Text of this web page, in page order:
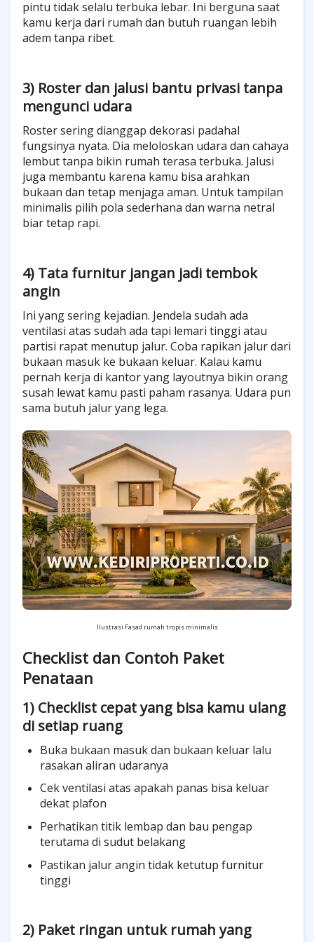
pintu tidak selalu terbuka lebar. Ini berguna saat
kamu kerja dari rumah dan butuh ruangan lebih
adem tanpa ribet.
3) Roster dan jalusi bantu privasi tanpa
mengunci udara
Roster sering dianggap dekorasi padahal
fungsinya nyata. Dia meloloskan udara dan cahaya
lembut tanpa bikin rumah terasa terbuka. Jalusi
juga membantu karena kamu bisa arahkan
bukaan dan tetap menjaga aman. Untuk tampilan
minimalis pilih pola sederhana dan warna netral
biar tetap rapi.
4) Tata furnitur jangan jadi tembok
angin
Ini yang sering kejadian. Jendela sudah ada
ventilasi atas sudah ada tapi lemari tinggi atau
partisi rapat menutup jalur. Coba rapikan jalur dari
bukaan masuk ke bukaan keluar. Kalau kamu
pernah kerja di kantor yang layoutnya bikin orang
susah lewat kamu pasti paham rasanya. Udara pun
sama butuh jalur yang lega.
Ilustrasi Fasad rumah tropis minimalis
Checklist dan Contoh Paket
Penataan
1) Checklist cepat yang bisa kamu ulang
di setiap ruang
Buka bukaan masuk dan bukaan keluar lalu
rasakan aliran udaranya
Cek ventilasi atas apakah panas bisa keluar
dekat plafon
Perhatikan titik lembap dan bau pengap
terutama di sudut belakang
Pastikan jalur angin tidak ketutup furnitur
tinggi
2) Paket ringan untuk rumah yang